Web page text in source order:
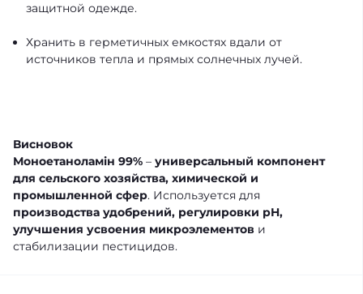
защитной одежде.
Хранить в герметичных емкостях вдали от
источников тепла и прямых солнечных лучей.
Висновок
Моноетаноламін 99% – универсальный компонент
для сельского хозяйства, химической и
промышленной сфер. Используется для
производства удобрений, регулировки pH,
улучшения усвоения микроэлементов и
стабилизации пестицидов.